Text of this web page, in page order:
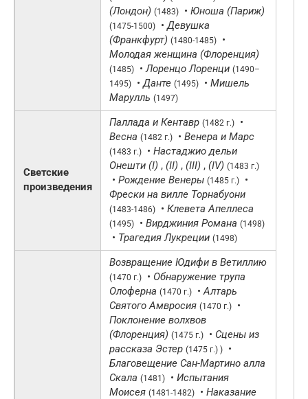
(Лондон) (1483) • Юноша (Париж)
(1475-1500) • Девушка
(Франкфурт) (1480-1485)
•
Молодая женщина (Флоренция)
(1485) • Лоренцо Лоренци (1490–
1495)
• Данте (1495) • Мишель
Марулль (1497)
Светские
произведения
Паллада и Кентавр (1482 г.)
•
Весна (1482 г.) • Венера и Марс
(1483 г.) • Настаджио дельи
Онешти (I) , (II) , (III) , (IV) (1483 г.)
• Рождение Венеры (1485 г.)
•
Фрески на вилле Торнабуони
(1483-1486) • Клевета Апеллеса
(1495) • Вирджиния Романа (1498)
• Трагедия Лукреции (1498)
Возвращение Юдифи в Ветиллию
(1470 г.) • Обнаружение трупа
Олоферна (1470 г.) • Алтарь
Святого Амвросия (1470 г.)
•
Поклонение волхвов
(Флоренция) (1475 г.) • Сцены из
рассказа Эстер (1475 г.) )
•
Благовещение Сан-Мартино алла
Скала (1481) • Испытания
Моисея (1481-1482) • Наказание